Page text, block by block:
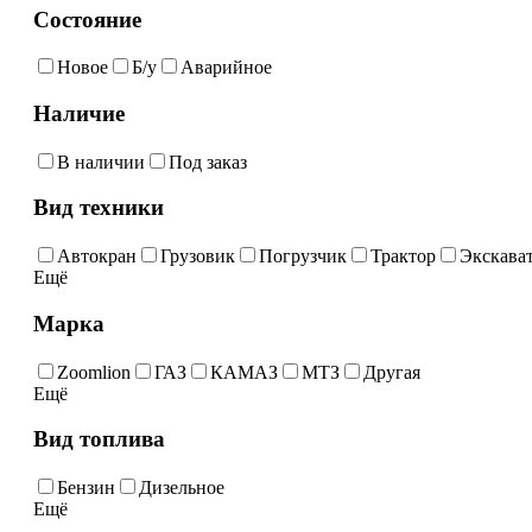
Состояние
Новое Б/у Аварийное
Наличие
В наличии Под заказ
Вид техники
Автокран Грузовик Погрузчик Трактор
Ещё
Марка
Zoomlion ГАЗ КАМАЗ МТЗ
Другая
Ещё
Вид топлива
Бензин
Дизельное
Ещё